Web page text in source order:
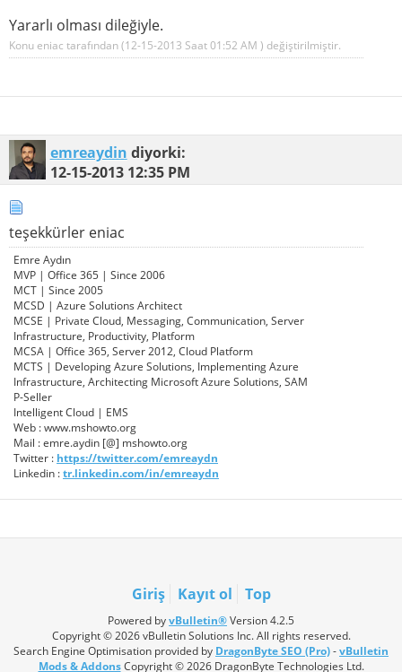
Yararlı olması dileğiyle.
Konu eniac tarafından (12-15-2013 Saat01:52 AM ) değiştirilmiştir.
emreaydin diyorki:
12-15-2013 12:35 PM
teşekkürler eniac
Emre Aydın
MVP | Office 365 | Since 2006
MCT | Since 2005
MCSD | Azure Solutions Architect
MCSE | Private Cloud, Messaging, Communication, Server
Infrastructure, Productivity, Platform
MCSA | Office 365, Server 2012, Cloud Platform
MCTS | Developing Azure Solutions, Implementing Azure
Infrastructure, Architecting Microsoft Azure Solutions, SAM
P-Seller
Intelligent Cloud | EMS
Web : www.mshowto.org
Mail : emre.aydin [@] mshowto.org
Twitter : https://twitter.com/emreaydn
Linkedin :tr.linkedin.com/in/emreaydn
Giriş Kayıt ol Top
Powered byvBulletin®Version 4.2.5
Copyright © 2026 vBulletin Solutions Inc. All rights reserved.
Search Engine Optimisation provided by DragonByte SEO (Pro)-vBulletin
Mods & AddonsCopyright © 2026 DragonByte Technologies Ltd.